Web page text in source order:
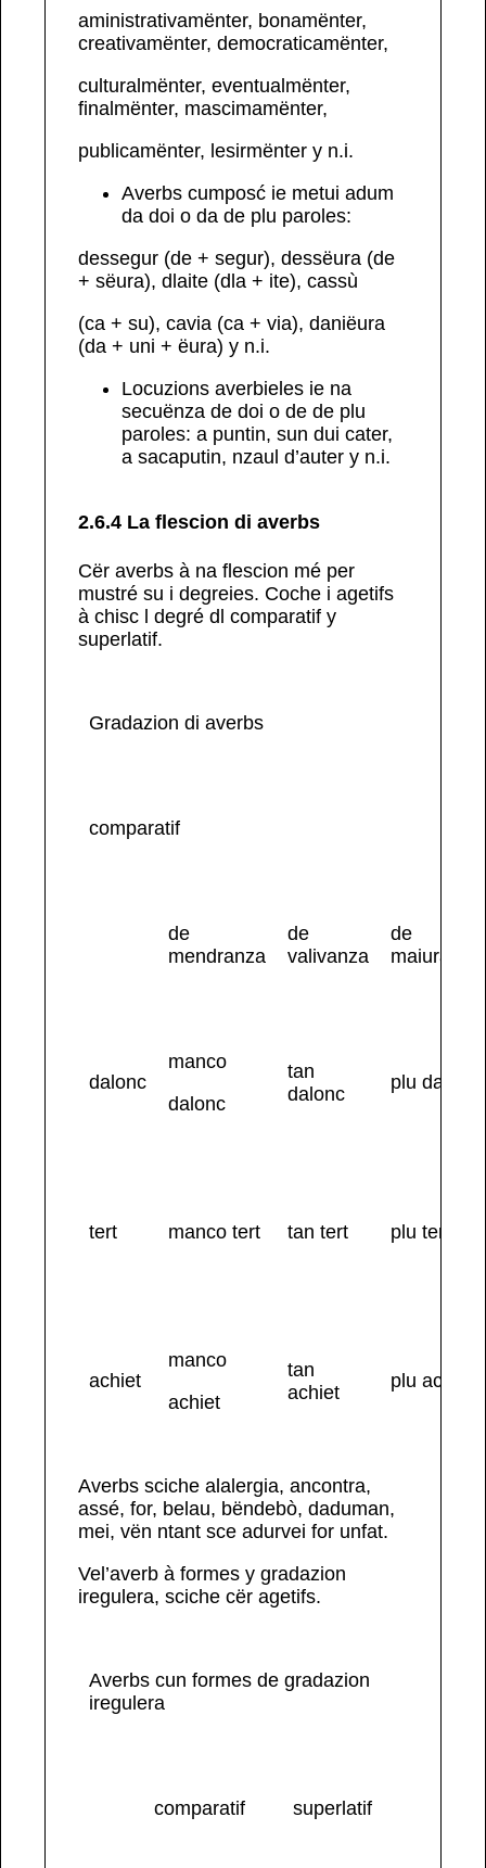
aministrativamënter, bonamënter,
creativamënter, democraticamënter,
culturalmënter, eventualmënter,
finalmënter, mascimamënter,
publicamënter, lesirmënter y n.i.
Averbs cumposć ie metui adum
da doi o da de plu paroles:
dessegur (de + segur), dessëura (de
+ sëura), dlaite (dla + ite), cassù
(ca + su), cavia (ca + via), daniëura
(da + uni + ëura) y n.i.
Locuzions averbieles ie na
secuënza de doi o de de plu
paroles: a puntin, sun dui cater,
a sacaputin, nzaul d’auter y n.i.
2.6.4 La flescion di averbs
Cër averbs à na flescion mé per
mustré su i degreies. Coche i agetifs
à chisc l degré dl comparatif y
superlatif.
Gradazion di averbs
comparatif
de
mendranza
de
valivanza
de
maiuranza
dalonc
manco
dalonc
tan
dalonc
plu dalonc
tert manco tert tan tert plu tert
achiet
manco
achiet
tan
achiet
plu achiet
Averbs sciche alalergia, ancontra,
assé, for, belau, bëndebò, daduman,
mei, vën ntant sce adurvei for unfat.
Vel’averb à formes y gradazion
iregulera, sciche cër agetifs.
Averbs cun formes de gradazion
iregulera
comparatif superlatif